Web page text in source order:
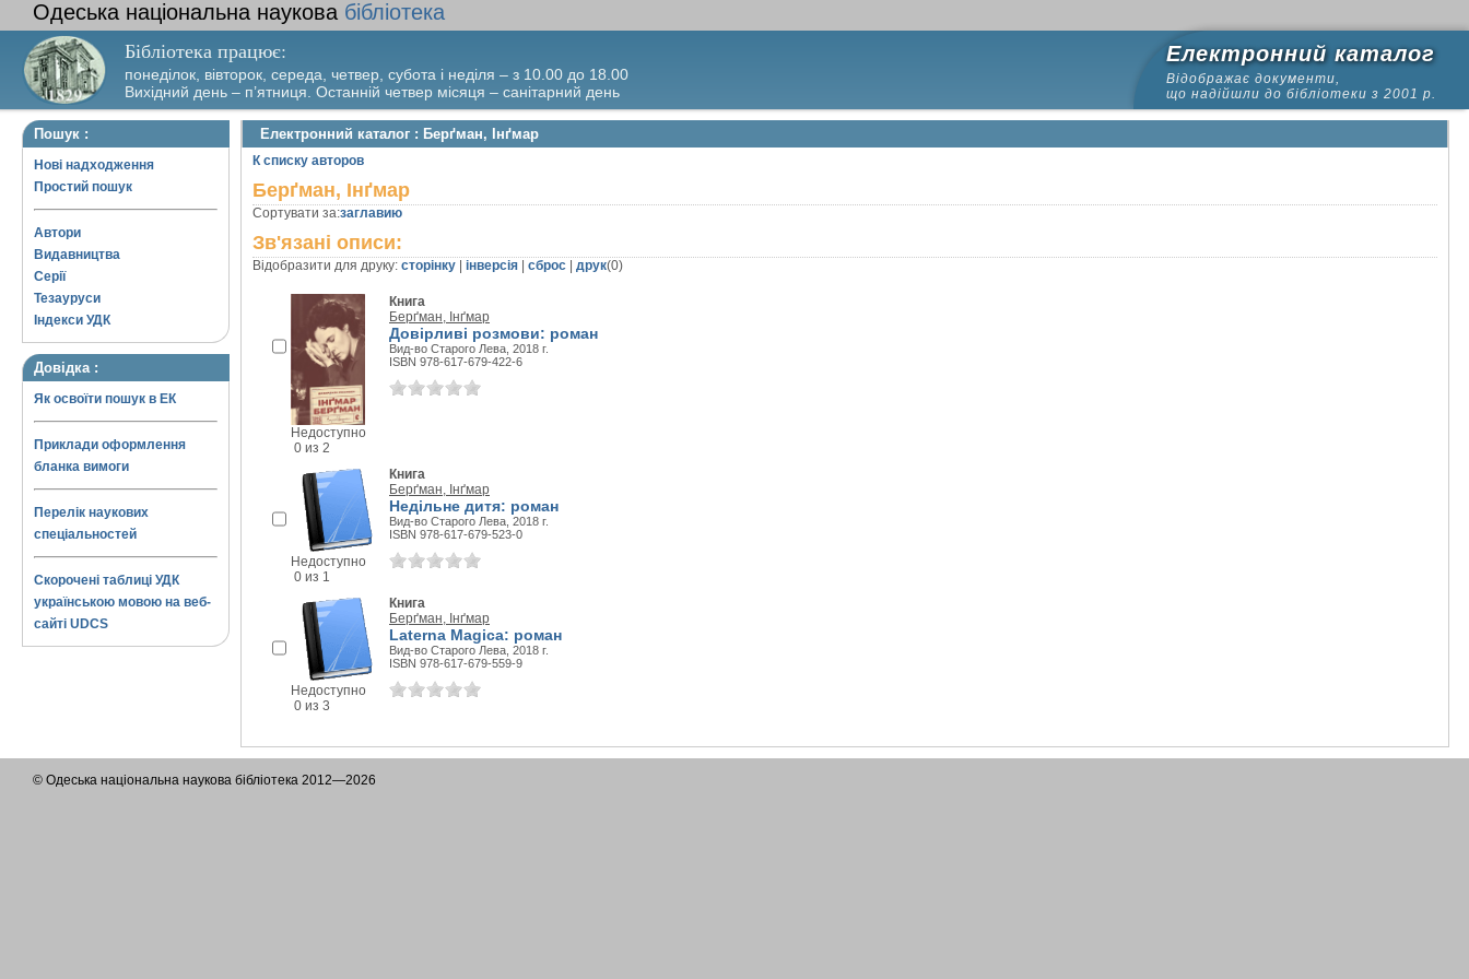
Одеська національна наукова бібліотека
Бібліотека працює:
понеділок, вівторок, середа, четвер, субота і неділя – з 10.00 до 18.00
Вихідний день – п’ятниця. Останній четвер місяця – санітарний день
Електронний каталог
Відображає документи,
що надійшли до бібліотеки з 2001 р.
Пошук :
Нові надходження
Простий пошук
Автори
Видавництва
Серії
Тезауруси
Індекси УДК
Довідка :
Як освоїти пошук в ЕК
Приклади оформлення
бланка вимоги
Перелік наукових
спеціальностей
Скорочені таблиці УДК
українською мовою на веб-
сайті UDCS
Електронний каталог : Берґман, Інґмар
К списку авторов
Берґман, Інґмар
Сортувати за:заглавию
Зв'язані описи:
Відобразити для друку: сторінку інверсія сброс друк(0)
Недоступно
0 из 2
Книга
Берґман, Інґмар
Довірливі розмови: роман
Вид-во Старого Лева, 2018 г.
ISBN 978-617-679-422-6
Недоступно
0 из 1
Книга
Берґман, Інґмар
Недільне дитя: роман
Вид-во Старого Лева, 2018 г.
ISBN 978-617-679-523-0
Недоступно
0 из 3
Книга
Берґман, Інґмар
Laterna Magica: роман
Вид-во Старого Лева, 2018 г.
ISBN 978-617-679-559-9
© Одеська національна наукова бібліотека 2012—2026